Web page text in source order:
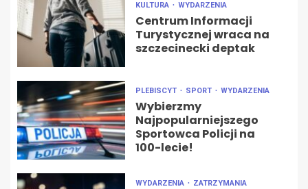
KULTURA WYDARZENIA
Centrum Informacji
Turystycznej wraca na
szczecinecki deptak
PLEBISCYT SPORT WYDARZENIA
Wybierzmy
Najpopularniejszego
Sportowca Policji na
100-lecie!
WYDARZENIA ZATRZYMANIA